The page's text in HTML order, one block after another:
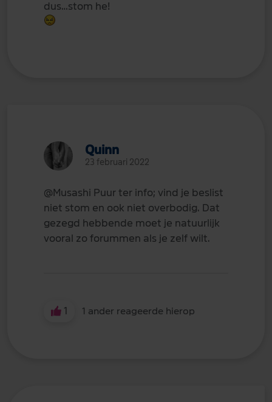
dus…stom he!
Quinn
23 februari 2022
@Musashi Puur ter info; vind je beslist
niet stom en ook niet overbodig. Dat
gezegd hebbende moet je natuurlijk
vooral zo forummen als je zelf wilt.
1 1 ander reageerde hierop